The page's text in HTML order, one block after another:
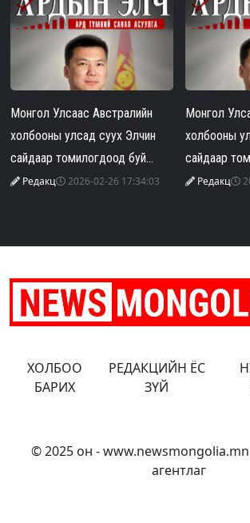
Монгол Улсаас Австралийн
холбооны улсад суух Элчин
сайдаар томилогдоод буй
Г.Тэнгэр эхнэрээ зодож, гэр
Редакц 2026-02-26 17:34:03
Монгол
холбооны
сайдаар
Г.Тэнгэр
Редакц
ХОЛБОО
БАРИХ
РЕДАКЦИЙН ЁС
ЗҮЙ
© 2025 он -
агентлаг